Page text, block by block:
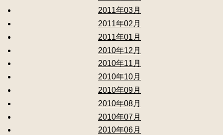
2011年03月
2011年02月
2011年01月
2010年12月
2010年11月
2010年10月
2010年09月
2010年08月
2010年07月
2010年06月